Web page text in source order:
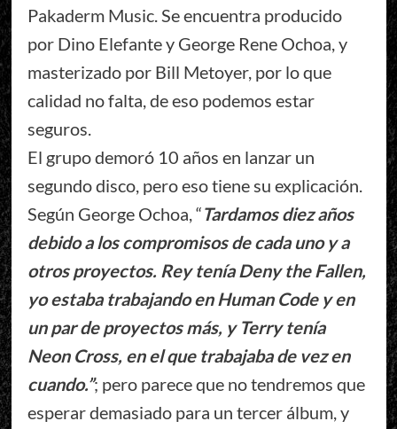
Pakaderm Music. Se encuentra producido
por Dino Elefante y George Rene Ochoa, y
masterizado por Bill Metoyer, por lo que
calidad no falta, de eso podemos estar
seguros.
El grupo demoró 10 años en lanzar un
segundo disco, pero eso tiene su explicación.
Según George Ochoa, “Tardamos diez años
debido a los compromisos de cada uno y a
otros proyectos. Rey tenía Deny the Fallen,
yo estaba trabajando en Human Code y en
un par de proyectos más, y Terry tenía
Neon Cross, en el que trabajaba de vez en
cuando.”; pero parece que no tendremos que
esperar demasiado para un tercer álbum, y